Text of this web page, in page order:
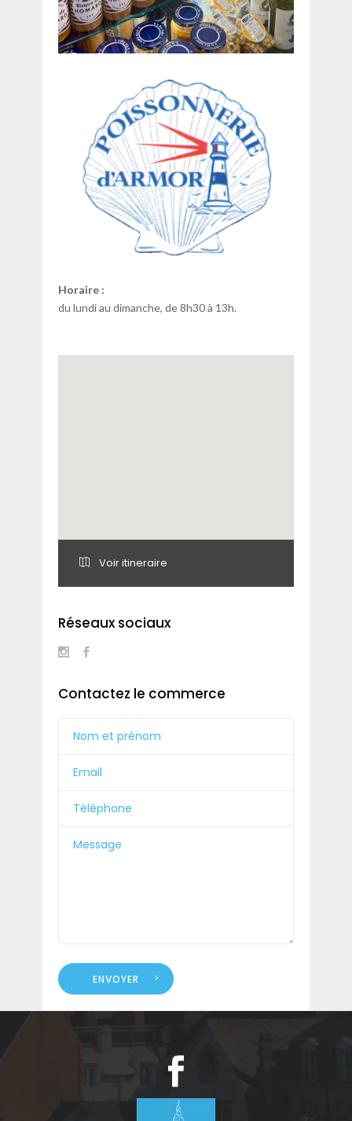
Horaire :
du lundi au dimanche, de 8h30 à 13h.
Voir itineraire
Réseaux sociaux
Contactez le commerce
ENVOYER